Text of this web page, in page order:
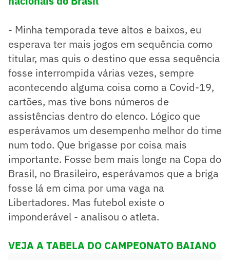
- Minha temporada teve altos e baixos, eu
esperava ter mais jogos em sequência como
titular, mas quis o destino que essa sequência
fosse interrompida várias vezes, sempre
acontecendo alguma coisa como a Covid-19,
cartões, mas tive bons números de
assistências dentro do elenco. Lógico que
esperávamos um desempenho melhor do time
num todo. Que brigasse por coisa mais
importante. Fosse bem mais longe na Copa do
Brasil, no Brasileiro, esperávamos que a briga
fosse lá em cima por uma vaga na
Libertadores. Mas futebol existe o
imponderável - analisou o atleta.
VEJA A TABELA DO CAMPEONATO BAIANO